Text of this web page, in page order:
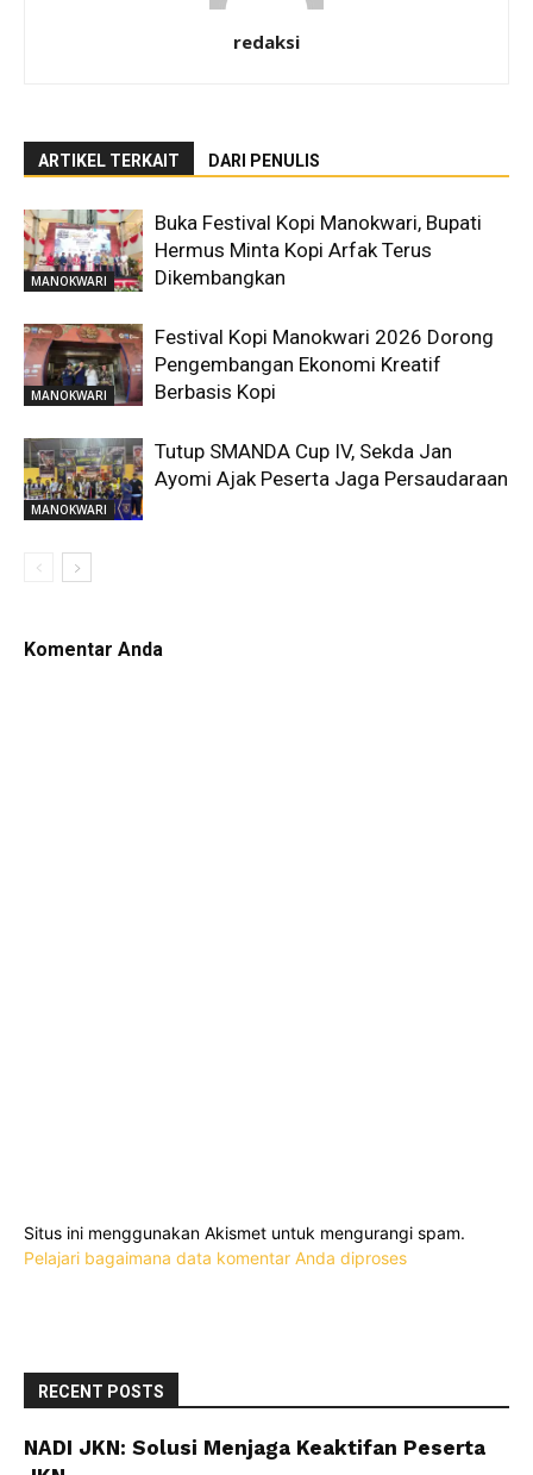
redaksi
ARTIKEL TERKAIT DARI PENULIS
MANOKWARI
Buka Festival Kopi Manokwari, Bupati
Hermus Minta Kopi Arfak Terus
Dikembangkan
MANOKWARI
Festival Kopi Manokwari 2026 Dorong
Pengembangan Ekonomi Kreatif
Berbasis Kopi
MANOKWARI
Tutup SMANDA Cup IV, Sekda Jan
Ayomi Ajak Peserta Jaga Persaudaraan
Komentar Anda
Situs ini menggunakan Akismet untuk mengurangi spam.
Pelajari bagaimana data komentar Anda diproses
RECENT POSTS
NADI JKN: Solusi Menjaga Keaktifan Peserta